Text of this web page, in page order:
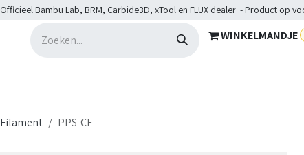
Officieel Bambu Lab, BRM, Carbide3D, xTool en FLUX dealer - Product op
WINKELMANDJE
Filament PPS-CF